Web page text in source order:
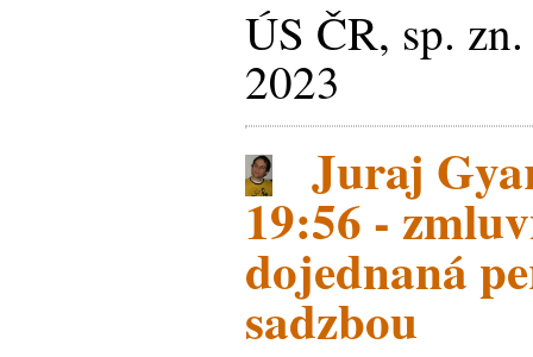
ÚS ČR, sp.
2023
Juraj
19:56 -
dojednaná
sadzbou